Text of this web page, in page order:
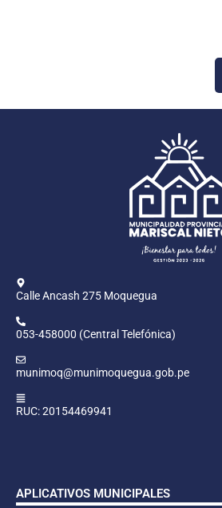
Calle Ancash 275 Moquegua
053-458000 (Central Telefónica)
munimoq@munimoquegua.gob.pe
RUC: 20154469941
APLICATIVOS MUNICIPALES